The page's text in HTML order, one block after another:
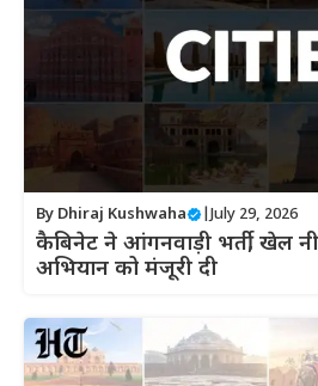
By Dhiraj Kushwaha July 29, 2026
कैबिनेट ने आंगनवाड़ी भर्ती, खेल
अभियान को मंजूरी दी